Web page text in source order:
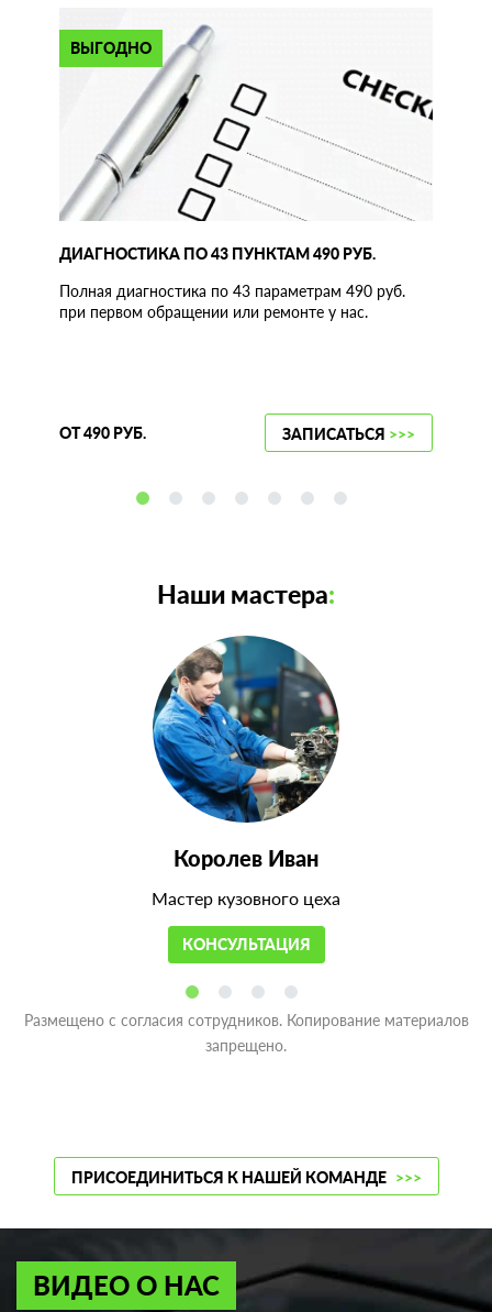
ВЫГОДНО
ДИАГНОСТИКА ПО 43 ПУНКТАМ 490 РУБ.
Полная диагностика по 43 параметрам 490 руб.
при первом обращении или ремонте у нас.
ОТ 490 РУБ. ЗАПИСАТЬСЯ >>>
Наши мастера:
Королев Иван
Мастер кузовного цеха
КОНСУЛЬТАЦИЯ
Размещено с согласия сотрудников. Копирование материалов
запрещено.
ПРИСОЕДИНИТЬСЯ К НАШЕЙ КОМАНДЕ >>>
ВИДЕО О НАС